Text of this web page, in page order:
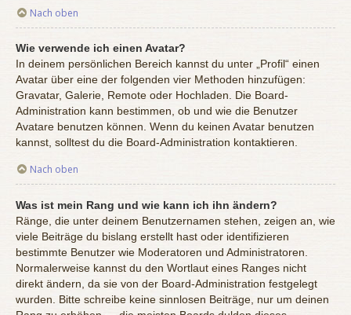
Nach oben
Wie verwende ich einen Avatar?
In deinem persönlichen Bereich kannst du unter „Profil“ einen
Avatar über eine der folgenden vier Methoden hinzufügen:
Gravatar, Galerie, Remote oder Hochladen. Die Board-
Administration kann bestimmen, ob und wie die Benutzer
Avatare benutzen können. Wenn du keinen Avatar benutzen
kannst, solltest du die Board-Administration kontaktieren.
Nach oben
Was ist mein Rang und wie kann ich ihn ändern?
Ränge, die unter deinem Benutzernamen stehen, zeigen an, wie
viele Beiträge du bislang erstellt hast oder identifizieren
bestimmte Benutzer wie Moderatoren und Administratoren.
Normalerweise kannst du den Wortlaut eines Ranges nicht
direkt ändern, da sie von der Board-Administration festgelegt
wurden. Bitte schreibe keine sinnlosen Beiträge, nur um deinen